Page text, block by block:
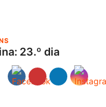
23.º dia